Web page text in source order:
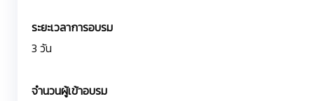
ระยะเวลาการอบรม
3 วัน
จำนวนผู้เข้าอบรม